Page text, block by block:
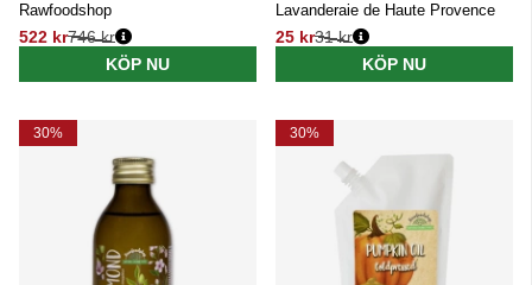
Rawfoodshop
522 kr
Ordinarie pris:
746 kr
KÖP NU
Lavanderaie de Haute Provence
25 kr
Ordinarie pris:
31 kr
KÖP NU
30% 30%